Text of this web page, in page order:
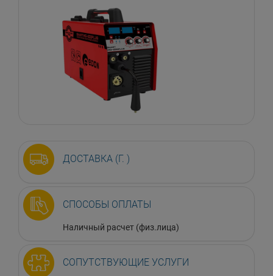
ДОСТАВКА (Г. )
СПОСОБЫ ОПЛАТЫ
Наличный расчет (физ.лица)
СОПУТСТВУЮЩИЕ УСЛУГИ